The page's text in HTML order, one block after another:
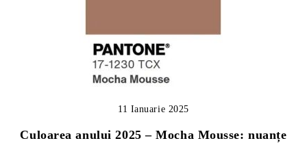
Culoarea anului 2025 – Mocha Mousse: nuanțe
11 Ianuarie 2025